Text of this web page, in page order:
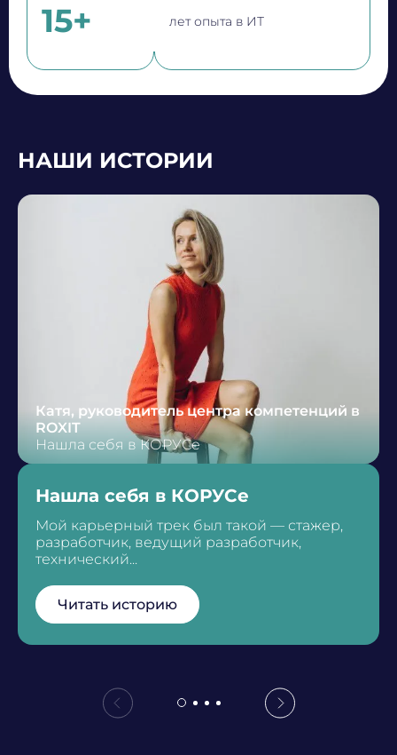
15+ лет опыта в ИТ
НАШИ ИСТОРИИ
Катя, руководитель центра компетенций в
ROXIT
Нашла себя в КОРУСе
Нашла себя в КОРУСе
Мой карьерный трек был такой — стажер,
разработчик, ведущий разработчик,
технический...
Читать историю